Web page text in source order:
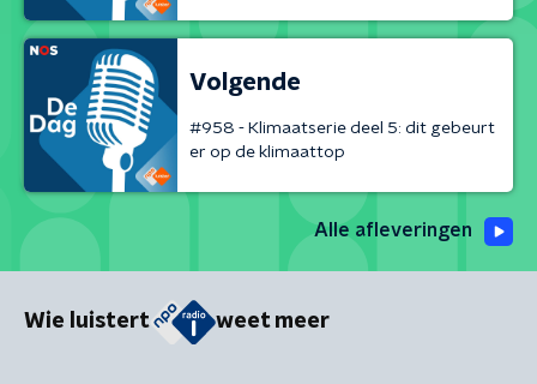
Volgende
#958 - Klimaatserie deel 5: dit gebeurt
er op de klimaattop
Alle afleveringen
Wie luistert weet meer